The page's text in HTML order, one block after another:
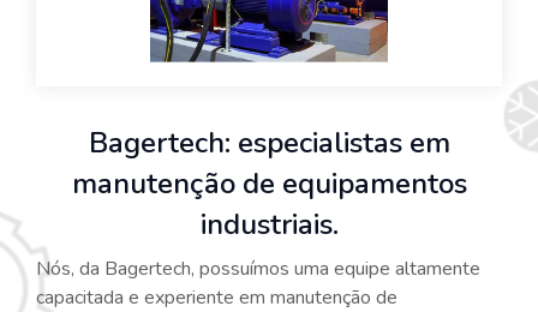
Bagertech: especialistas em
manutenção de equipamentos
industriais.
Nós, da Bagertech, possuímos uma equipe altamente
capacitada e experiente em manutenção de